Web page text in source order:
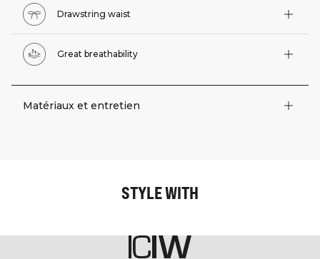
Drawstring waist
Great breathability
Matériaux et entretien
STYLE WITH